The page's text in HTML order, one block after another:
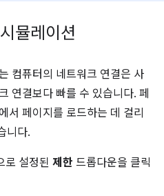
뮬레이션
컴퓨터의 네트워크 연결은 사
연결보다 빠를 수 있습니다. 페
서 페이지를 로드하는 데 걸리
니다.
로 설정된 제한 드롭다운을 클릭